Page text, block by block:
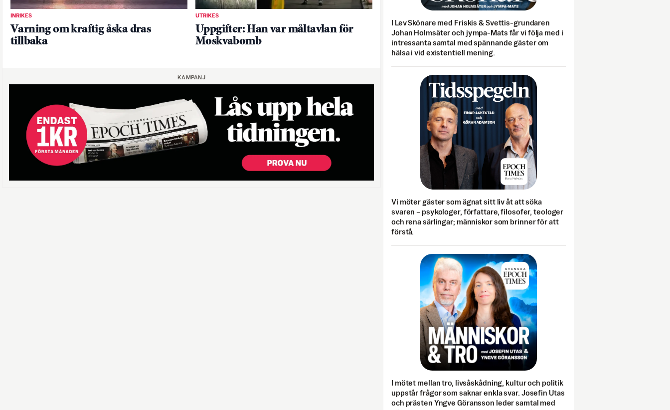
INRIKES
Varning om kraftig åska dras
tillbaka
UTRIKES
Uppgifter: Han var måltavlan för
Moskvabomb
KAMPANJ
I Lev Skönare med Friskis & Svettis-grundaren
Johan Holmsäter och jympa-Mats får vi följa med i
intressanta samtal med spännande gäster om
hälsa i vid existentiell mening.
Vi möter gäster som ägnat sitt liv åt att söka
svaren – psykologer, författare, filosofer, teologer
och rena särlingar; människor som brinner för att
förstå.
I mötet mellan tro, livsåskådning, kultur och politik
uppstår frågor som saknar enkla svar. Josefin Utas
och prästen Yngve Göransson leder samtal med